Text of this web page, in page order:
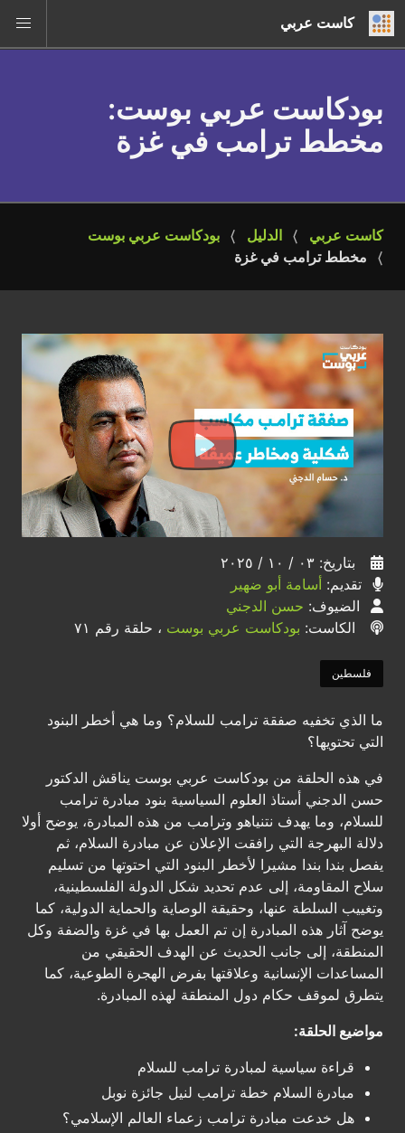
كاست عربي
بودكاست عربي بوست:
مخطط ترامب في غزة
كاست عربي الدليل
بودكاست عربي بوست
مخطط ترامب في غزة
بتاريخ: ٠٣ / ١٠ / ٢٠٢٥
تقديم: أسامة أبو ضهير
الضيوف: حسن الدجني
الكاست: بودكاست عربي بوست ، حلقة رقم ٧١
فلسطين
ما الذي تخفيه صفقة ترامب للسلام؟ وما هي أخطر البنود
التي تحتويها؟
في هذه الحلقة من بودكاست عربي بوست يناقش الدكتور
حسن الدجني أستاذ العلوم السياسية بنود مبادرة ترامب
للسلام، وما يهدف نتنياهو وترامب من هذه المبادرة، يوضح أولا
دلالة البهرجة التي رافقت الإعلان عن مبادرة السلام، ثم
يفصل بندا بندا مشيرا لأخطر البنود التي احتوتها من تسليم
سلاح المقاومة، إلى عدم تحديد شكل الدولة الفلسطينية،
وتغييب السلطة عنها، وحقيقة الوصاية والحماية الدولية، كما
يوضح آثار هذه المبادرة إن تم العمل بها في غزة والضفة وكل
المنطقة، إلى جانب الحديث عن الهدف الحقيقي من
المساعدات الإنسانية وعلاقتها بفرض الهجرة الطوعية، كما
يتطرق لموقف حكام دول المنطقة لهذه المبادرة.
مواضيع الحلقة:
قراءة سياسية لمبادرة ترامب للسلام
مبادرة السلام خطة ترامب لنيل جائزة نوبل
هل خدعت مبادرة ترامب زعماء العالم الإسلامي؟